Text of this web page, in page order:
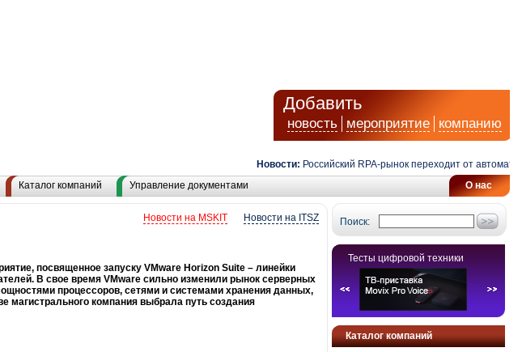
Добавить
новость мероприятие компанию
Новости: Российский RPA-рынок переходит от
О нас
Каталог компаний Управление документами
Поиск:
Тесты цифровой техники
Каталог компаний
Новости на ITSZ
Новости на MSKIT
посвященное запуску VMware Horizon Suite – линейки
В свое время VMware сильно изменили рынок серверных
процессоров, сетями и системами хранения данных,
магистрального компания выбрала путь создания